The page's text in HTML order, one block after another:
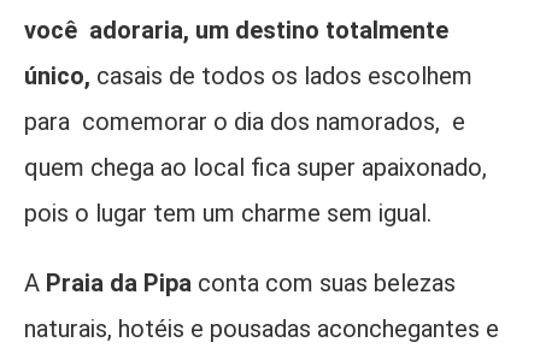
você adoraria, um destino totalmente
único, casais de todos os lados escolhem
para comemorar o dia dos namorados, e
quem chega ao local fica super apaixonado,
pois o lugar tem um charme sem igual.
A Praia da Pipa conta com suas belezas
naturais, hotéis e pousadas aconchegantes e